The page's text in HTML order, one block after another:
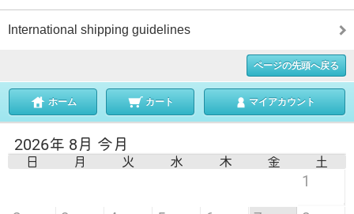
International shipping guidelines
ページの先頭へ戻る
ホーム カート マイアカウント